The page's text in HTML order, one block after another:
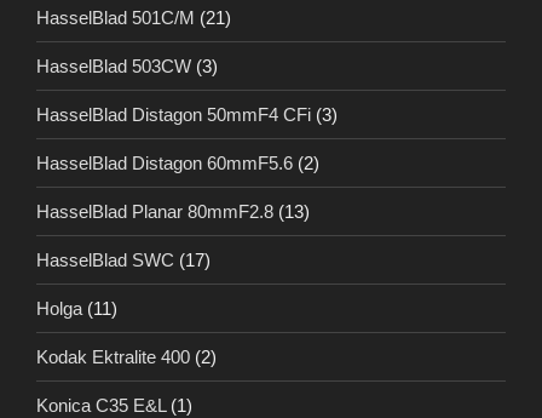
HasselBlad 501C/M (21)
HasselBlad 503CW (3)
HasselBlad Distagon 50mmF4 CFi (3)
HasselBlad Distagon 60mmF5.6 (2)
HasselBlad Planar 80mmF2.8 (13)
HasselBlad SWC (17)
Holga (11)
Kodak Ektralite 400 (2)
Konica C35 E&L (1)